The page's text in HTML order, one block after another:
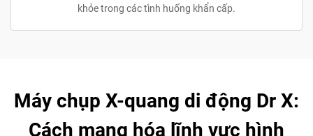
khỏe trong các tình huống khẩn cấp.
Máy chụp X-quang di động Dr X:
Cách mạng hóa lĩnh vực hình